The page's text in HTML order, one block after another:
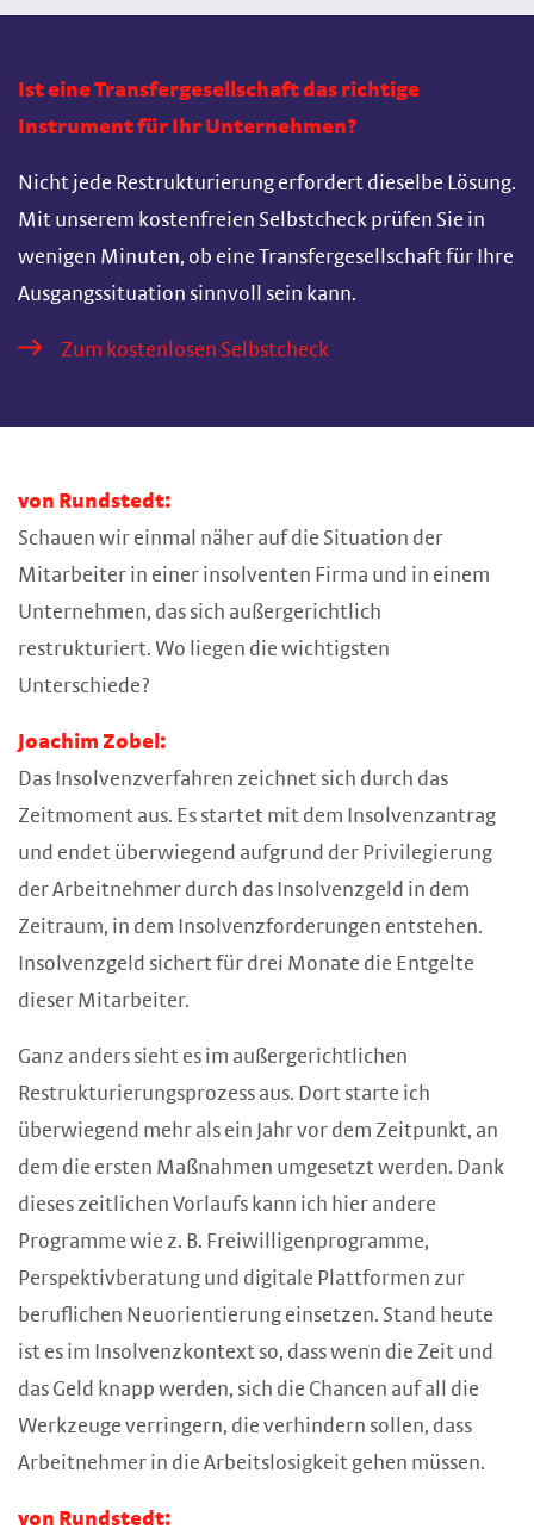
Ist eine Transfergesellschaft das richtige
Instrument für Ihr Unternehmen?
Nicht jede Restrukturierung erfordert dieselbe Lösung.
Mit unserem kostenfreien Selbstcheck prüfen Sie in
wenigen Minuten, ob eine Transfergesellschaft für Ihre
Ausgangssituation sinnvoll sein kann.
Zum kostenlosen Selbstcheck
von Rundstedt:
Schauen wir einmal näher auf die Situation der
Mitarbeiter in einer insolventen Firma und in einem
Unternehmen, das sich außergerichtlich
restrukturiert. Wo liegen die wichtigsten
Unterschiede?
Joachim Zobel:
Das Insolvenzverfahren zeichnet sich durch das
Zeitmoment aus. Es startet mit dem Insolvenzantrag
und endet überwiegend aufgrund der Privilegierung
der Arbeitnehmer durch das Insolvenzgeld in dem
Zeitraum, in dem Insolvenzforderungen entstehen.
Insolvenzgeld sichert für drei Monate die Entgelte
dieser Mitarbeiter.
Ganz anders sieht es im außergerichtlichen
Restrukturierungsprozess aus. Dort starte ich
überwiegend mehr als ein Jahr vor dem Zeitpunkt, an
dem die ersten Maßnahmen umgesetzt werden. Dank
dieses zeitlichen Vorlaufs kann ich hier andere
Programme wie z. B. Freiwilligenprogramme,
Perspektivberatung und digitale Plattformen zur
beruflichen Neuorientierung einsetzen. Stand heute
ist es im Insolvenzkontext so, dass wenn die Zeit und
das Geld knapp werden, sich die Chancen auf all die
Werkzeuge verringern, die verhindern sollen, dass
Arbeitnehmer in die Arbeitslosigkeit gehen müssen.
von Rundstedt: